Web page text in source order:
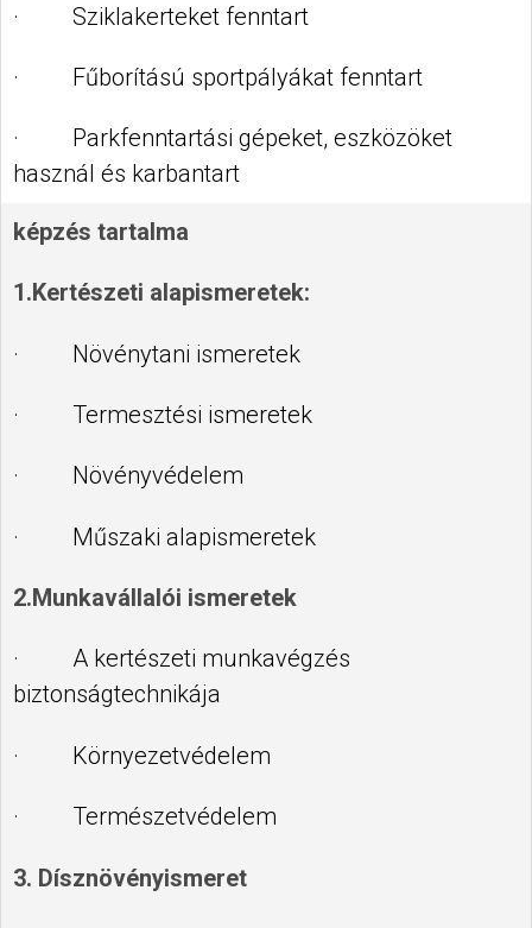
· Sziklakerteket fenntart
· Fűborítású sportpályákat fenntart
· Parkfenntartási gépeket, eszközöket
használ és karbantart
képzés tartalma
1.Kertészeti alapismeretek:
· Növénytani ismeretek
· Termesztési ismeretek
· Növényvédelem
· Műszaki alapismeretek
2.Munkavállalói ismeretek
· A kertészeti munkavégzés
biztonságtechnikája
· Környezetvédelem
· Természetvédelem
3. Dísznövényismeret